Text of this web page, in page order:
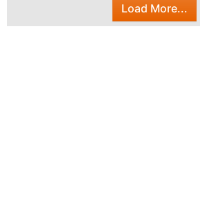
Load More...